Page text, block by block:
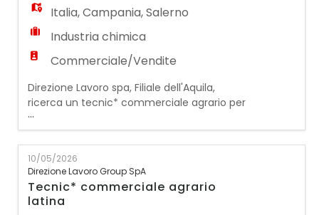
Italia,Campania,Salerno
Industria chimica
Commerciale/Vendite
Direzione Lavoro spa, Filiale dell'Aquila,
ricerca un tecnic* commerciale agrario per
la regione Campania. Obiettivo del ruolo
sarà supportare il cliente nella consulenza
tecnica pre e post-vendita di prodotti
agrari, con attività di promozione e
assistenza commerciale, costruendo un
rapporto diretto e continuativo con la
clientela. Responsabilit
...
10/05/2026
Direzione Lavoro Group SpA
Tecnic* commerciale agrario
latina